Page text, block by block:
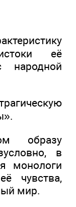
её
народной
образу
в
монологи
чувства,
мир.